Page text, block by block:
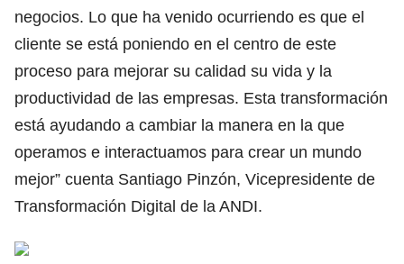
negocios. Lo que ha venido ocurriendo es que el
cliente se está poniendo en el centro de este
proceso para mejorar su calidad su vida y la
productividad de las empresas. Esta transformación
está ayudando a cambiar la manera en la que
operamos e interactuamos para crear un mundo
mejor” cuenta Santiago Pinzón, Vicepresidente de
Transformación Digital de la ANDI.